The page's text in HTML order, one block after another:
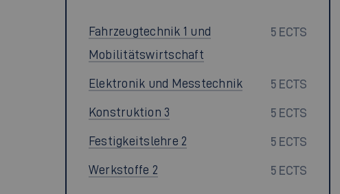
Fahrzeugtechnik 1 und
Mobilitätswirtschaft
5 ECTS
Elektronik und Messtechnik 5 ECTS
Konstruktion 3 5 ECTS
Festigkeitslehre 2 5 ECTS
Werkstoffe 2 5 ECTS